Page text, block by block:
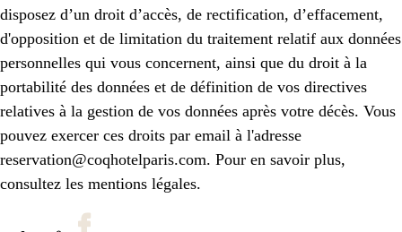
disposez d’un droit d’accès, de rectification, d’effacement,
d'opposition et de limitation du traitement relatif aux données
personnelles qui vous concernent, ainsi que du droit à la
portabilité des données et de définition de vos directives
relatives à la gestion de vos données après votre décès. Vous
pouvez exercer ces droits par email à l'adresse
reservation@coqhotelparis.com. Pour en savoir plus,
consultez les mentions légales.